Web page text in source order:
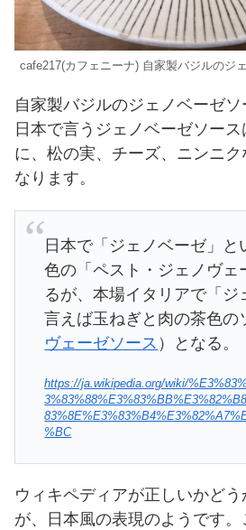
cafe217(カフェニーナ) 自家製バジルのジ
自家製バジルのジェノベーゼソ
日本で言うジェノベーゼソー
に、松の実、チーズ、ニンニ
なります。
日本で「ジェノベーゼ」と
色の「ペスト・ジェノヴェ
るが、本場イタリアで「ジ
言えば玉ねぎと肉の茶色の
ヴェーゼソース ）となる。
https://ja.wikipedia.org/wiki/
%BC
ウィキペディアが正しいかど
が、日本風の表現のようです